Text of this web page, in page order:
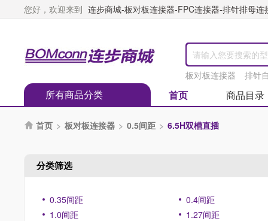
您好，欢迎来到 连步商城-板对板连接器-FPC连接器-排针排母
板对板连接器 排针
所有商品分类 首页 商品目录
 首页 > 板对板连接器 > 0.5间距 > 6.5H双槽直插
分类筛选
0.35间距
0.4间距
1.0间距
1.27间距